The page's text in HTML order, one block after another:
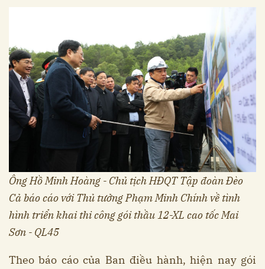
Ông Hồ Minh Hoàng - Chủ tịch HĐQT Tập đoàn Đèo
Cả báo cáo với Thủ tưởng Phạm Minh Chính về tình
hình triển khai thi công gói thầu 12-XL cao tốc Mai
Sơn - QL45
Theo báo cáo của Ban điều hành, hiện nay gói